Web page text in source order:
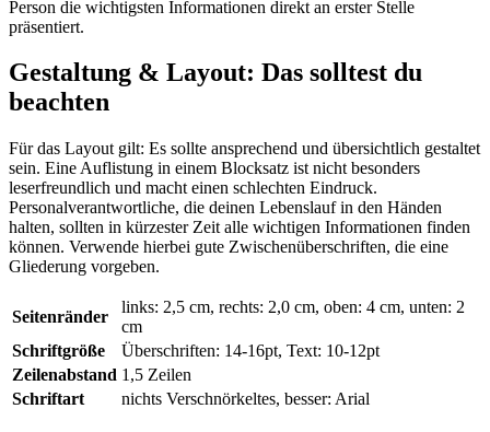
Person die wichtigsten Informationen direkt an erster Stelle
präsentiert.
Gestaltung & Layout: Das solltest du
beachten
Für das Layout gilt: Es sollte ansprechend und übersichtlich gestaltet
sein. Eine Auflistung in einem Blocksatz ist nicht besonders
leserfreundlich und macht einen schlechten Eindruck.
Personalverantwortliche, die deinen Lebenslauf in den Händen
halten, sollten in kürzester Zeit alle wichtigen Informationen finden
können. Verwende hierbei gute Zwischenüberschriften, die eine
Gliederung vorgeben.
Seitenränder
links: 2,5 cm, rechts: 2,0 cm, oben: 4 cm, unten: 2
cm
Schriftgröße
Überschriften: 14-16pt, Text: 10-12pt
Zeilenabstand 1,5 Zeilen
Schriftart
nichts Verschnörkeltes, besser: Arial